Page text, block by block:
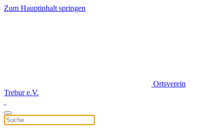
Zum Hauptinhalt springen
Ortsverein
Trebur e.V.